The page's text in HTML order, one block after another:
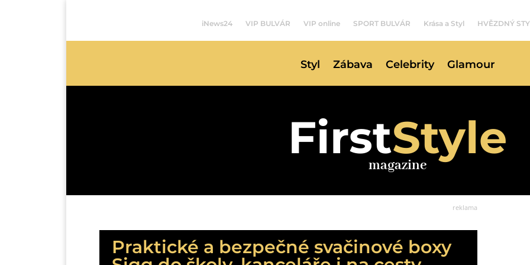
iNews24 VIP BULVÁR VIP online SPORT BULVÁR Krása a Styl HVĚZDNÝ
Styl Zábava Celebrity Glamour
FirstStyle
magazine
reklama
Praktické a bezpečné svačinové boxy